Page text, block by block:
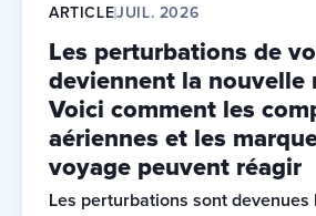
ARTICLEJUIL. 2026
Les perturbations de vol
deviennent la nouvelle
Voici comment les
aériennes et les
voyage peuvent réagir
Les perturbations sont devenues